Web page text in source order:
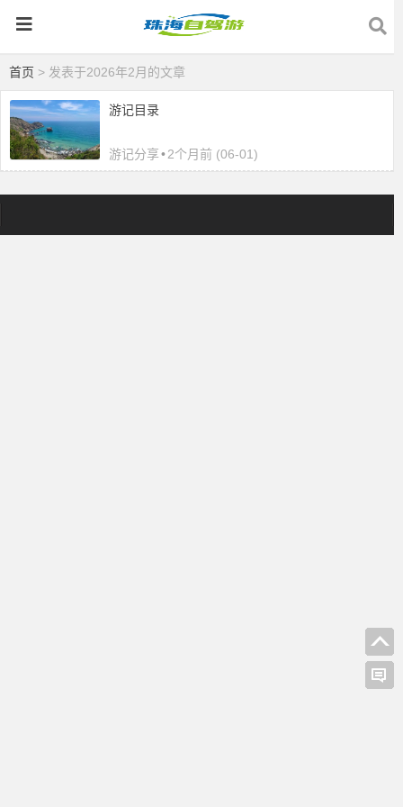
首页 > 发表于2026年2月的文章
游记目录
游记分享•2个月前 (06-01)